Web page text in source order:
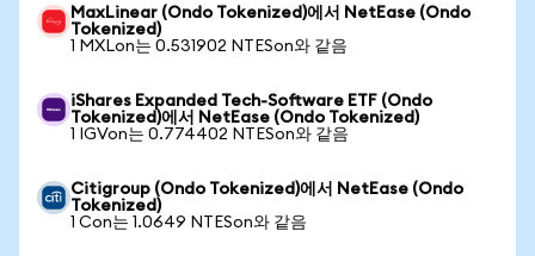
MaxLinear (Ondo Tokenized)에서 NetEase (Ondo
Tokenized)
1 MXLon는 0.531902 NTESon와 같음
iShares Expanded Tech-Software ETF (Ondo
Tokenized)에서 NetEase (Ondo Tokenized)
1 IGVon는 0.774402 NTESon와 같음
Citigroup (Ondo Tokenized)에서 NetEase (Ondo
Tokenized)
1 Con는 1.0649 NTESon와 같음